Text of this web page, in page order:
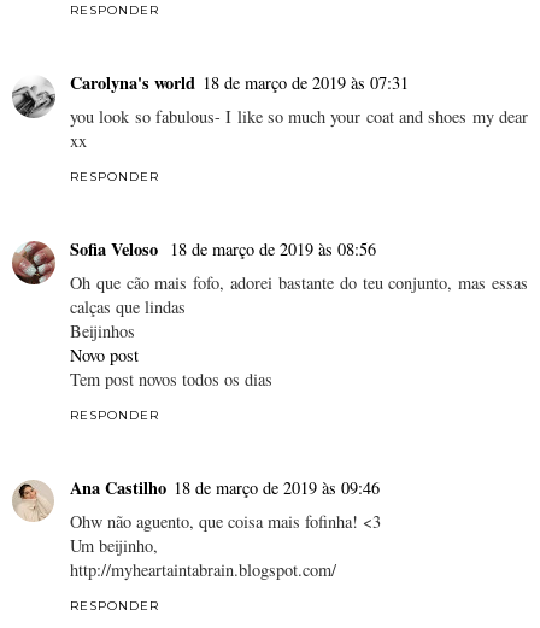
RESPONDER
Carolyna's world 18 de março de 2019 às 07:31
you look so fabulous- I like so much your coat and shoes my dear
xx
RESPONDER
Sofia Veloso
18 de março de 2019 às 08:56
Oh que cão mais fofo, adorei bastante do teu conjunto, mas essas
calças que lindas
Beijinhos
Novo post
Tem post novos todos os dias
RESPONDER
Ana Castilho 18 de março de 2019 às 09:46
Ohw não aguento, que coisa mais fofinha! <3
Um beijinho,
http://myheartaintabrain.blogspot.com/
RESPONDER